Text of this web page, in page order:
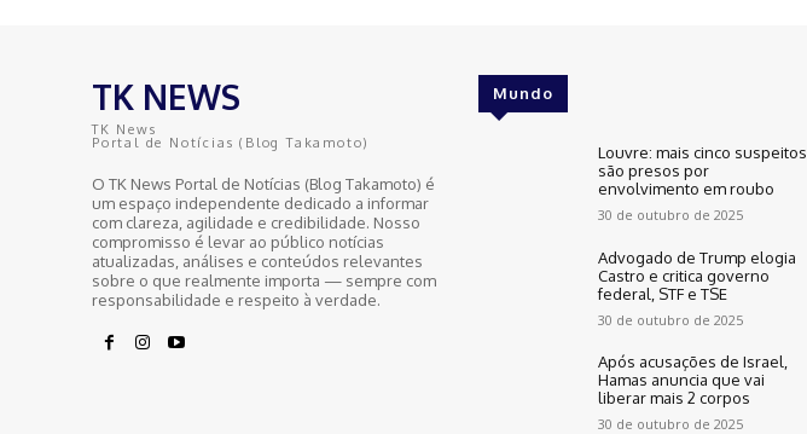
TK NEWS
TK News
Portal de Notícias (Blog Takamoto)
O TK News Portal de Notícias (Blog Takamoto) é
um espaço independente dedicado a informar
com clareza, agilidade e credibilidade. Nosso
compromisso é levar ao público notícias
atualizadas, análises e conteúdos relevantes
sobre o que realmente importa — sempre com
responsabilidade e respeito à verdade.
Mundo
Louvre: mais cinco suspeitos
são presos por
envolvimento em roubo
30 de outubro de 2025
Advogado de Trump elogia
Castro e critica governo
federal, STF e TSE
30 de outubro de 2025
Após acusações de Israel,
Hamas anuncia que vai
liberar mais 2 corpos
30 de outubro de 2025